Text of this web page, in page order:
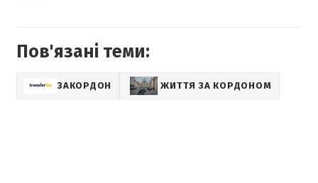
Пов'язані теми:
ЗАКОРДОН ЖИТТЯ ЗА КОРДОНОМ